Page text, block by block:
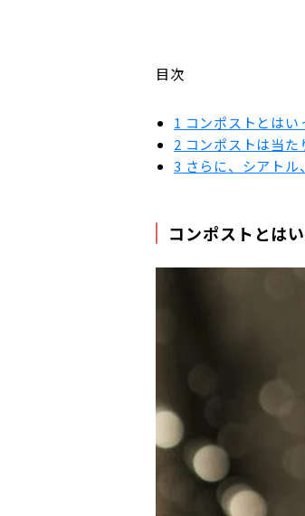
目次
1 コンポストとはい
2 コンポストは当
3 さらに、シアトル
コンポストとは